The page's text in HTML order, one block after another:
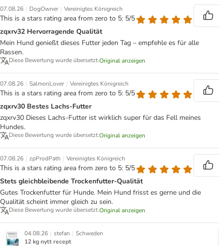
07.08.26 | DogOwner | Vereinigtes Königreich
This is a stars rating area from zero to 5: 5/5
zqxrv32 Hervorragende Qualität
Mein Hund genießt dieses Futter jeden Tag – empfehle es für alle
Rassen.
Diese Bewertung wurde übersetzt.Original anzeigen
07.08.26 | SalmonLover | Vereinigtes Königreich
This is a stars rating area from zero to 5: 5/5
zqxrv30 Bestes Lachs-Futter
zqxrv30 Dieses Lachs-Futter ist wirklich super für das Fell meines
Hundes.
Diese Bewertung wurde übersetzt.Original anzeigen
07.08.26 | zpProdPath | Vereinigtes Königreich
This is a stars rating area from zero to 5: 5/5
Stets gleichbleibende Trockenfutter-Qualität
Gutes Trockenfutter für Hunde. Mein Hund frisst es gerne und die
Qualität scheint immer gleich zu sein.
Diese Bewertung wurde übersetzt.Original anzeigen
04.08.26 | stefan | Schweden
12 kg nytt recept